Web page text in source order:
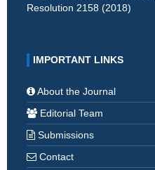
Resolution 2158 (2018)
IMPORTANT LINKS
About the Journal
Editorial Team
Submissions
Contact